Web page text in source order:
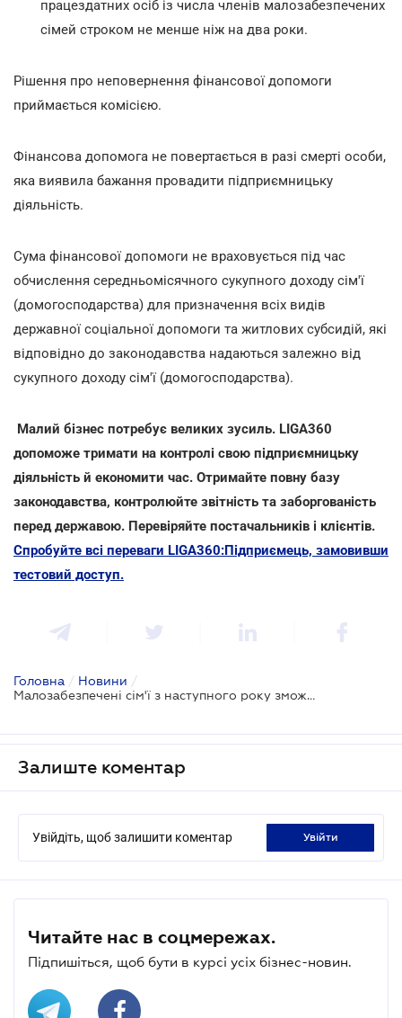
працездатних осіб із числа членів малозабезпечених
сімей строком не менше ніж на два роки.
Рішення про неповернення фінансової допомоги
приймається комісією.
Фінансова допомога не повертається в разі смерті особи,
яка виявила бажання провадити підприємницьку
діяльність.
Сума фінансової допомоги не враховується під час
обчислення середньомісячного сукупного доходу сім'ї
(домогосподарства) для призначення всіх видів
державної соціальної допомоги та житлових субсидій, які
відповідно до законодавства надаються залежно від
сукупного доходу сім'ї (домогосподарства).
Малий бізнес потребує великих зусиль. LIGA360
допоможе тримати на контролі свою підприємницьку
діяльність й економити час. Отримайте повну базу
законодавства, контролюйте звітність та заборгованість
перед державою. Перевіряйте постачальників і клієнтів.
Спробуйте всі переваги LIGA360:Підприємець, замовивши
тестовий доступ.
Головна / Новини /
Малозабезпечені сім'ї з наступного року зможуть отримати допомогу на власну справу
Залиште коментар
Увійдіть, щоб залишити коментар увійти
Читайте нас в соцмережах.
Підпишіться, щоб бути в курсі усіх бізнес-новин.